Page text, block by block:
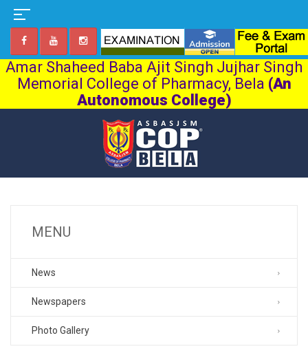
Amar Shaheed Baba Ajit Singh Jujhar Singh
Memorial College of Pharmacy, Bela (An
Autonomous College)
MENU
News
Newspapers
Photo Gallery